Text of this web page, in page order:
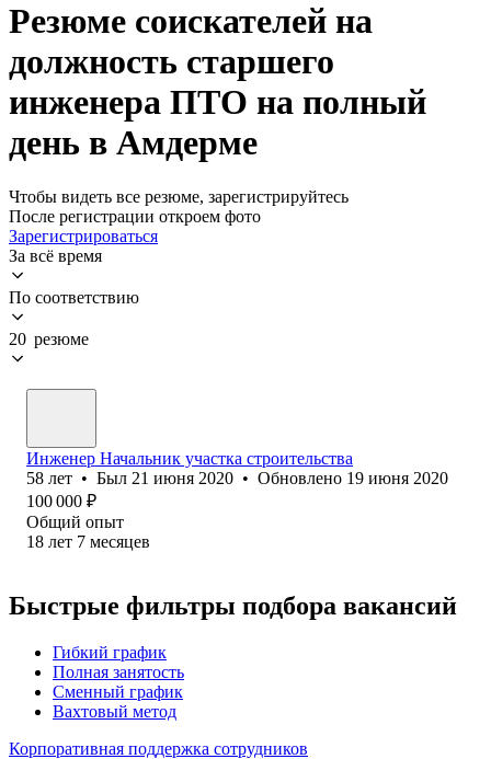
Резюме соискателей на
должность старшего
инженера ПТО на полный
день в Амдерме
Чтобы видеть все резюме, зарегистрируйтесь
После регистрации откроем фото
Зарегистрироваться
За всё время
По соответствию
20 резюме
Инженер Начальник участка строительства
58 лет • Был 21 июня 2020 • Обновлено 19 июня 2020
100 000 ₽
Общий опыт
18 лет 7 месяцев
Быстрые фильтры подбора вакансий
Гибкий график
Полная занятость
Сменный график
Вахтовый метод
Корпоративная поддержка сотрудников